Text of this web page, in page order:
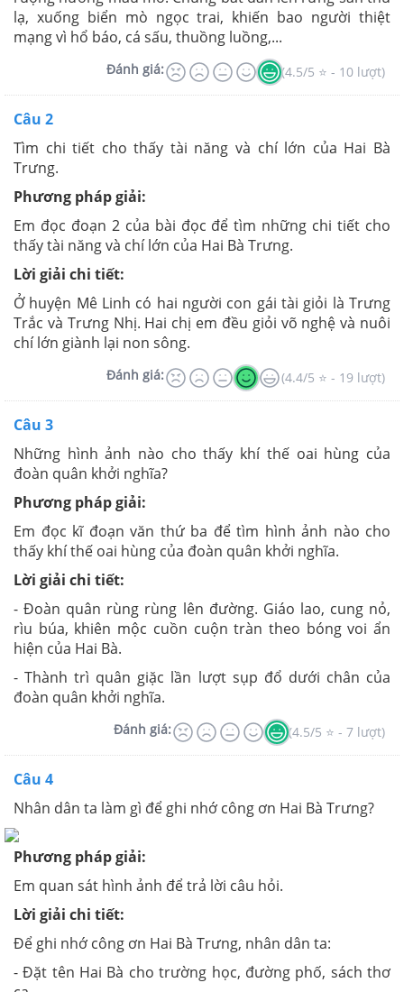
lạ, xuống biển mò ngọc trai, khiến bao người thiệt
mạng vì hổ báo, cá sấu, thuồng luồng,...
Đánh giá: (4.5/5 ⭐ - 10 lượt)
Câu 2
Tìm chi tiết cho thấy tài năng và chí lớn của Hai Bà
Trưng.
Phương pháp giải:
Em đọc đoạn 2 của bài đọc để tìm những chi tiết cho
thấy tài năng và chí lớn của Hai Bà Trưng.
Lời giải chi tiết:
Ở huyện Mê Linh có hai người con gái tài giỏi là Trưng
Trắc và Trưng Nhị. Hai chị em đều giỏi võ nghệ và nuôi
chí lớn giành lại non sông.
Đánh giá: (4.4/5 ⭐ - 19 lượt)
Câu 3
Những hình ảnh nào cho thấy khí thế oai hùng của
đoàn quân khởi nghĩa?
Phương pháp giải:
Em đọc kĩ đoạn văn thứ ba để tìm hình ảnh nào cho
thấy khí thế oai hùng của đoàn quân khởi nghĩa.
Lời giải chi tiết:
- Đoàn quân rùng rùng lên đường. Giáo lao, cung nỏ,
rìu búa, khiên mộc cuồn cuộn tràn theo bóng voi ẩn
hiện của Hai Bà.
- Thành trì quân giặc lần lượt sụp đổ dưới chân của
đoàn quân khởi nghĩa.
Đánh giá: (4.5/5 ⭐ - 7 lượt)
Câu 4
Nhân dân ta làm gì để ghi nhớ công ơn Hai Bà Trưng?
Phương pháp giải:
Em quan sát hình ảnh để trả lời câu hỏi.
Lời giải chi tiết:
Để ghi nhớ công ơn Hai Bà Trưng, nhân dân ta:
- Đặt tên Hai Bà cho trường học, đường phố, sách thơ